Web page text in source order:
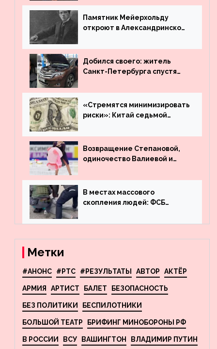
Вахтангова
Памятник Мейерхольду
откроют в Александринском
Добился своего: житель
Санкт-Петербурга спустя
угнанную в Казахстан
машину
«Стремятся минимизировать
риски»: Китай седьмой
деньги из американского
госдолга
Возвращение Степановой,
одиночество Валиевой и
что обсуждают в мире
фигурного катания
В местах массового
скопления людей: ФСБ
террористов, планировавших
Метки
#АНОНС #РТС #РЕЗУЛЬТАТЫ АВТОР АКТЁР
АРМИЯ АРТИСТ БАЛЕТ БЕЗОПАСНОСТЬ
БЕЗ ПОЛИТИКИ БЕСПИЛОТНИКИ
БОЛЬШОЙ ТЕАТР БРИФИНГ МИНОБОРОНЫ РФ
В РОССИИ ВСУ ВАШИНГТОН ВЛАДИМИР ПУТИН